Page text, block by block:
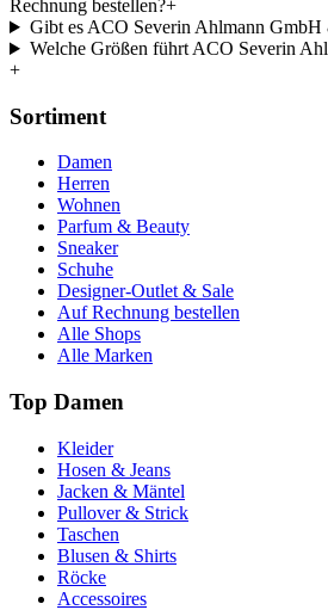
Rechnung bestellen?+
Gibt es ACO Severin Ahlmann
Welche Größen führt ACO Severin
+
Sortiment
Damen
Herren
Wohnen
Parfum & Beauty
Sneaker
Schuhe
Designer-Outlet & Sale
Auf Rechnung bestellen
Alle Shops
Alle Marken
Top Damen
Kleider
Hosen & Jeans
Jacken & Mäntel
Pullover & Strick
Taschen
Blusen & Shirts
Röcke
Accessoires